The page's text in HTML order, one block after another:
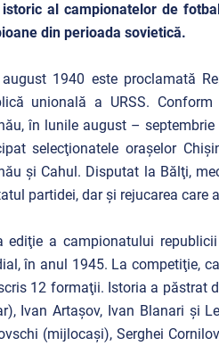
al campionatelor de
din perioada sovietică.
1940 este proclamată
unională a URSS.
în lunile august –
selecţionatele oraşelor
şi Cahul. Disputat la Bălţi,
partidei, dar şi rejucarea care
ediţie a campionatului
în anul 1945. La competiţie,
12 formaţii. Istoria a păstrat
Ivan Artaşov, Ivan Blanari şi
(mijlocaşi), Serghei